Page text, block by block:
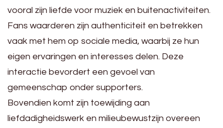
vooral zijn liefde voor muziek en buitenactiviteiten.
Fans waarderen zijn authenticiteit en betrekken
vaak met hem op sociale media, waarbij ze hun
eigen ervaringen en interesses delen. Deze
interactie bevordert een gevoel van
gemeenschap onder supporters.
Bovendien komt zijn toewijding aan
liefdadigheidswerk en milieubewustzijn overeen